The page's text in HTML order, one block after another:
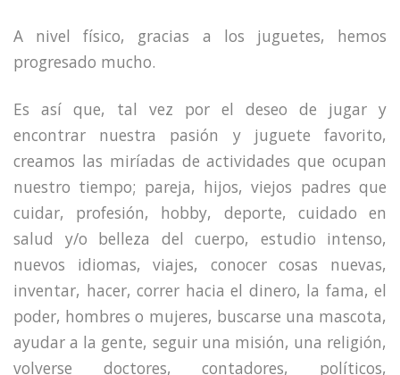
A nivel físico, gracias a los juguetes, hemos
progresado mucho.
Es así que, tal vez por el deseo de jugar y
encontrar nuestra pasión y juguete favorito,
creamos las miríadas de actividades que ocupan
nuestro tiempo; pareja, hijos, viejos padres que
cuidar, profesión, hobby, deporte, cuidado en
salud y/o belleza del cuerpo, estudio intenso,
nuevos idiomas, viajes, conocer cosas nuevas,
inventar, hacer, correr hacia el dinero, la fama, el
poder, hombres o mujeres, buscarse una mascota,
ayudar a la gente, seguir una misión, una religión,
volverse doctores, contadores, políticos,